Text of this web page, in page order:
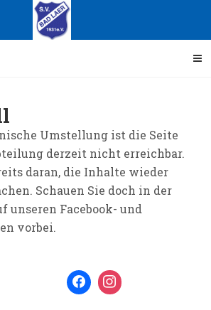
Umstellung ist die Seite
derzeit nicht erreichbar.
daran, die Inhalte wieder
Schauen Sie doch in der
unseren Facebook- und
vorbei.